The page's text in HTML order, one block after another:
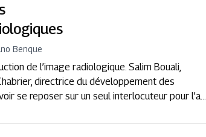
Benque
de l’image radiologique. Salim Bouali,
directrice du développement des
se reposer sur un seul interlocuteur pour l’a...